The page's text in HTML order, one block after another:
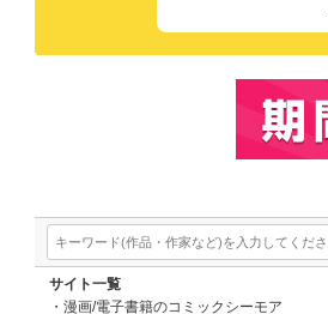
サイト一覧
漫画/電子書籍のコミックシーモア